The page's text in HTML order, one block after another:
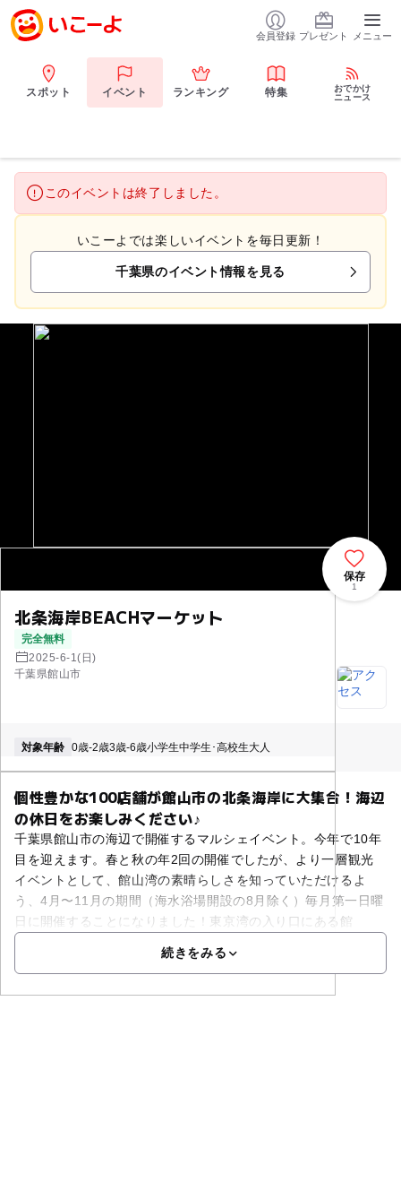
会員登録 プレゼント メニュー
スポット イベント ランキング 特集
おでかけ
ニュース
このイベントは終了しました。
いこーよでは楽しいイベントを毎日更新！
千葉県のイベント情報を見る
北条海岸BEACHマーケット
完全無料
2025-6-1(日)
千葉県館山市
保存
1
対象年齢 0歳-2歳3歳-6歳小学生中学生･高校生大人
個性豊かな100店舗が館山市の北条海岸に大集合！海辺
の休日をお楽しみください♪
千葉県館山市の海辺で開催するマルシェイベント。今年で10年
目を迎えます。春と秋の年2回の開催でしたが、より一層観光
イベントとして、館山湾の素晴らしさを知っていただけるよ
う、4月〜11月の期間（海水浴場開設の8月除く）毎月第一日曜
日に開催することになりました！東京湾の入り口にある館
続きをみる